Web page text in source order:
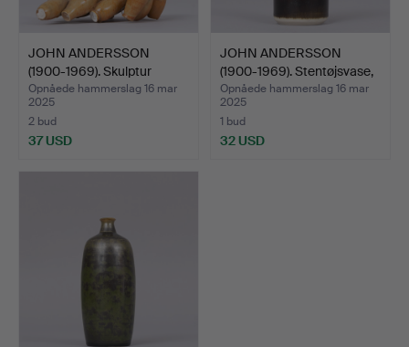
JOHN ANDERSSON
(1900-1969). Skulptur
„Pani…
Opnåede hammerslag 16 mar
2025
2 bud
37 USD
JOHN ANDERSSON
(1900-1969). Stentøjsvase,
…
Opnåede hammerslag 16 mar
2025
1 bud
32 USD